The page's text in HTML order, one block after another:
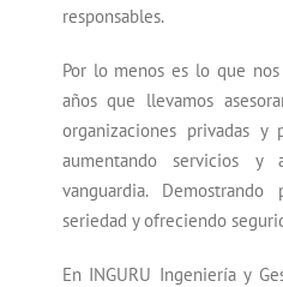
responsables.
Por lo menos es lo que
años que llevamos
organizaciones privadas y
aumentando servicios y
vanguardia. Demostrando
seriedad y ofreciendo
En INGURU Ingeniería y